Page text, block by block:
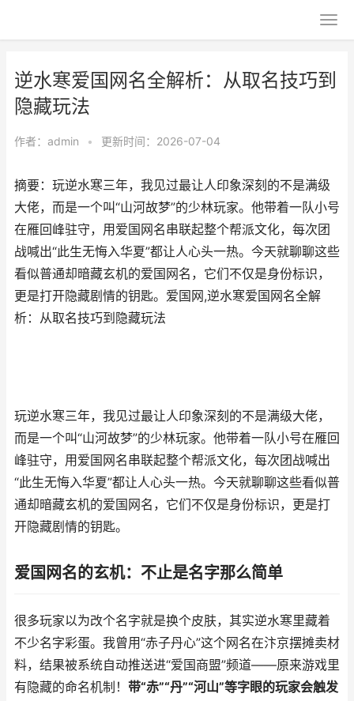
逆水寒爱国网名全解析：从取名技巧到
隐藏玩法
作者： admin • 更新时间：2026-07-04
摘要：玩逆水寒三年，我见过最让人印象深刻的不是满级
大佬，而是一个叫“山河故梦”的少林玩家。他带着一队小号
在雁回峰驻守，用爱国网名串联起整个帮派文化，每次团
战喊出“此生无悔入华夏”都让人心头一热。今天就聊聊这些
看似普通却暗藏玄机的爱国网名，它们不仅是身份标识，
更是打开隐藏剧情的钥匙。爱国网,逆水寒爱国网名全解
析：从取名技巧到隐藏玩法
玩逆水寒三年，我见过最让人印象深刻的不是满级大佬，
而是一个叫“山河故梦”的少林玩家。他带着一队小号在雁回
峰驻守，用爱国网名串联起整个帮派文化，每次团战喊出
“此生无悔入华夏”都让人心头一热。今天就聊聊这些看似普
通却暗藏玄机的爱国网名，它们不仅是身份标识，更是打
开隐藏剧情的钥匙。
爱国网名的玄机：不止是名字那么简单
很多玩家以为改个名字就是换个皮肤，其实逆水寒里藏着
不少名字彩蛋。我曾用“赤子丹心”这个网名在汴京摆摊卖材
料，结果被系统自动推送进“爱国商盟”频道——原来游戏里
有隐藏的命名机制！ 带“赤”“丹”“河山”等字眼的玩家会触发